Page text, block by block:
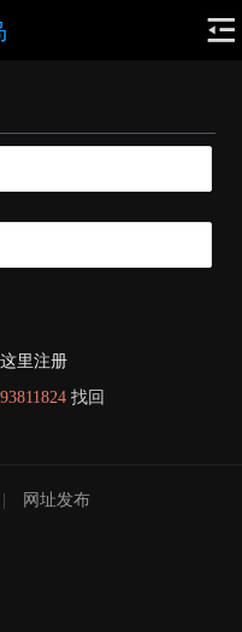
里注册
找回
网址发布